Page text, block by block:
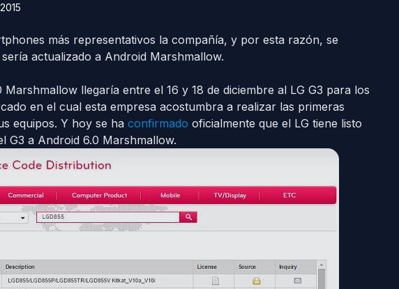
más representativos la compañía, y por esta razón, se
actualizado a Android Marshmallow.
llegaría entre el 16 y 18 de diciembre al LG G3 para los
en el cual esta empresa acostumbra a realizar las primeras
equipos. Y hoy se ha confirmado oficialmente que el LG tiene listo
G3 a Android 6.0 Marshmallow.